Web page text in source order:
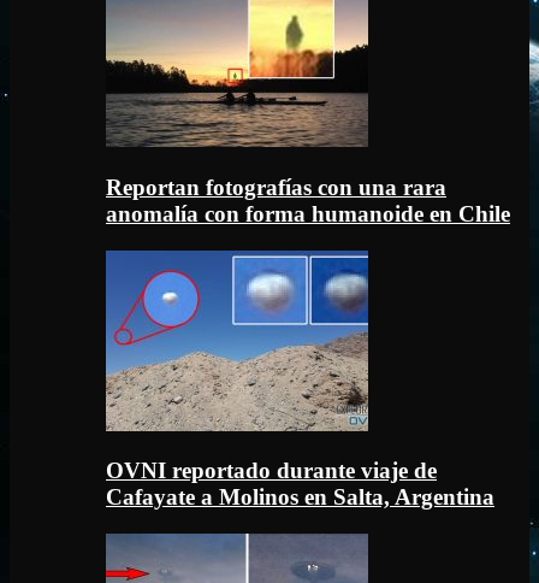
Reportan fotografías con una rara
anomalía con forma humanoide en Chile
OVNI reportado durante viaje de
Cafayate a Molinos en Salta, Argentina